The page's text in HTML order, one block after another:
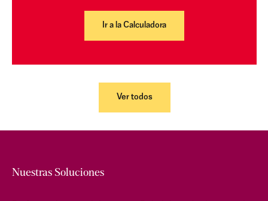
Ir a la Calculadora
Ver todos
Nuestras Soluciones